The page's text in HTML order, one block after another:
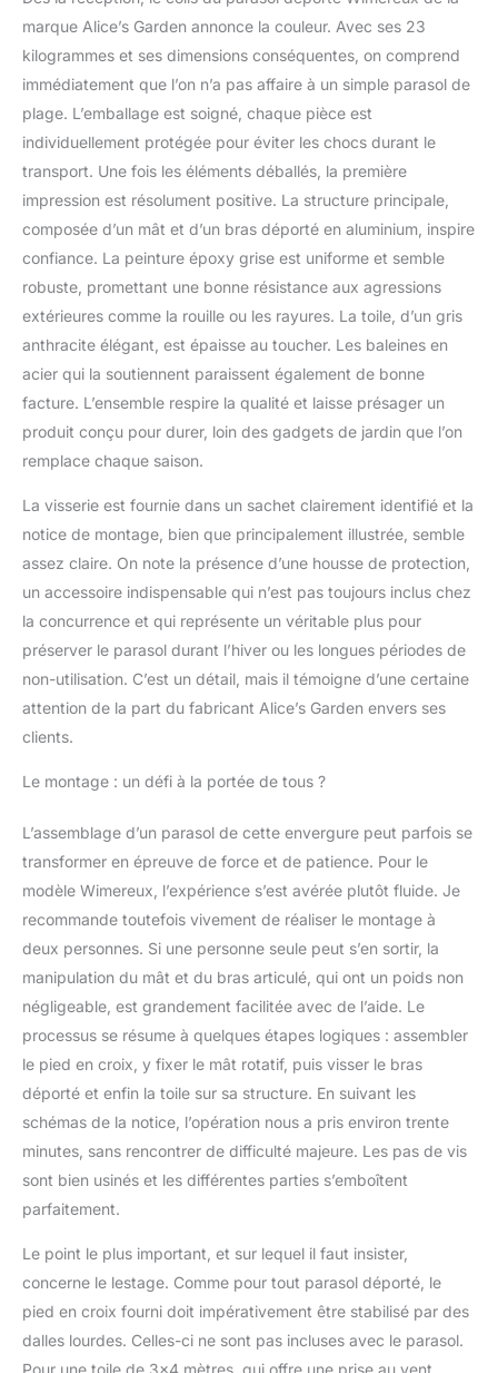
marque Alice’s Garden annonce la couleur. Avec ses 23
kilogrammes et ses dimensions conséquentes, on comprend
immédiatement que l’on n’a pas affaire à un simple parasol de
plage. L’emballage est soigné, chaque pièce est
individuellement protégée pour éviter les chocs durant le
transport. Une fois les éléments déballés, la première
impression est résolument positive. La structure principale,
composée d’un mât et d’un bras déporté en aluminium, inspire
confiance. La peinture époxy grise est uniforme et semble
robuste, promettant une bonne résistance aux agressions
extérieures comme la rouille ou les rayures. La toile, d’un gris
anthracite élégant, est épaisse au toucher. Les baleines en
acier qui la soutiennent paraissent également de bonne
facture. L’ensemble respire la qualité et laisse présager un
produit conçu pour durer, loin des gadgets de jardin que l’on
remplace chaque saison.
La visserie est fournie dans un sachet clairement identifié et la
notice de montage, bien que principalement illustrée, semble
assez claire. On note la présence d’une housse de protection,
un accessoire indispensable qui n’est pas toujours inclus chez
la concurrence et qui représente un véritable plus pour
préserver le parasol durant l’hiver ou les longues périodes de
non-utilisation. C’est un détail, mais il témoigne d’une certaine
attention de la part du fabricant Alice’s Garden envers ses
clients.
Le montage : un défi à la portée de tous ?
L’assemblage d’un parasol de cette envergure peut parfois se
transformer en épreuve de force et de patience. Pour le
modèle Wimereux, l’expérience s’est avérée plutôt fluide. Je
recommande toutefois vivement de réaliser le montage à
deux personnes. Si une personne seule peut s’en sortir, la
manipulation du mât et du bras articulé, qui ont un poids non
négligeable, est grandement facilitée avec de l’aide. Le
processus se résume à quelques étapes logiques : assembler
le pied en croix, y fixer le mât rotatif, puis visser le bras
déporté et enfin la toile sur sa structure. En suivant les
schémas de la notice, l’opération nous a pris environ trente
minutes, sans rencontrer de difficulté majeure. Les pas de vis
sont bien usinés et les différentes parties s’emboîtent
parfaitement.
Le point le plus important, et sur lequel il faut insister,
concerne le lestage. Comme pour tout parasol déporté, le
pied en croix fourni doit impérativement être stabilisé par des
dalles lourdes. Celles-ci ne sont pas incluses avec le parasol.
Pour une toile de 3×4 mètres, qui offre une prise au vent